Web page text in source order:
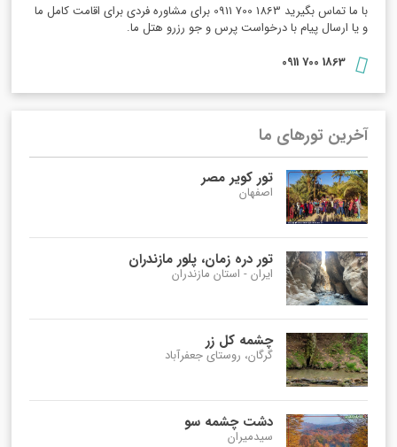
با ما تماس بگیرید 1863 700 0911 برای مشاوره فردی برای اقامت کامل ما
و یا ارسال پیام با درخواست پرس و جو رزرو هتل ما.
1863 700 0911
آخرین تورهای ما
تور کویر مصر
اصفهان
تور دره زمان، پلور مازندران
ایران - استان مازندران
چشمه کل زر
گرگان، روستای جعفرآباد
دشت چشمه سو
سیدمیران